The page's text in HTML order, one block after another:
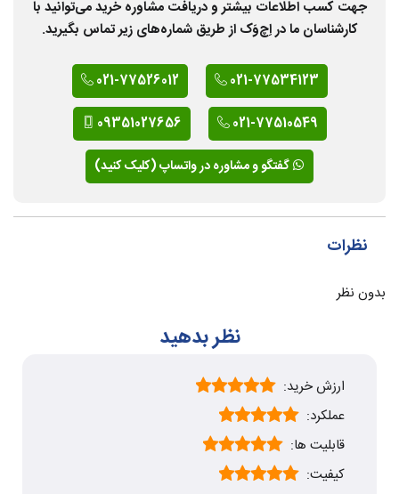
جهت کسب اطلاعات بیشتر و دریافت مشاوره خرید می‌توانید با
کارشناسان ما در اِچ‌وَک از طریق شماره‌های زیر تماس بگیرید.
021-77534123
021-77526012
021-77510549
09351027656
گفتگو و مشاوره در واتساپ (کلیک کنید)
نظرات
بدون نظر
نظر بدهید
ارزش خرید:
عملکرد:
قابلیت ها:
کیفیت: